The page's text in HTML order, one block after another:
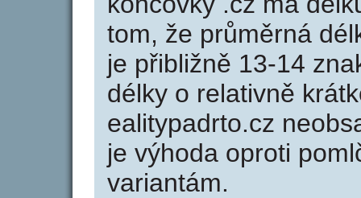
tom, že průměrná
je přibližně 13-14
délky o relativně
ealitypadrto.cz
je výhoda oproti
variantám.